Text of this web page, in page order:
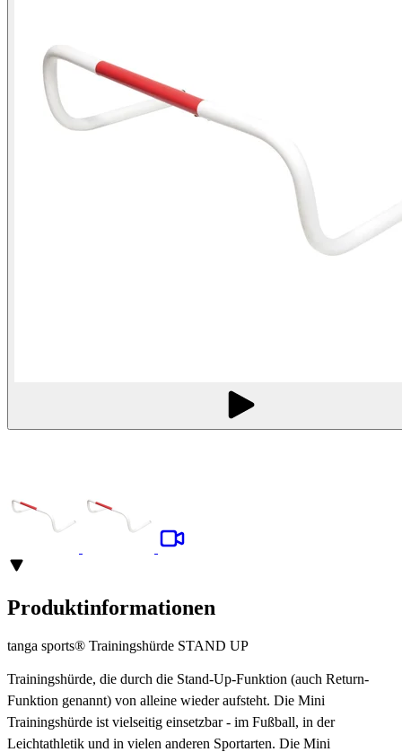
Produktinformationen
tanga sports® Trainingshürde STAND UP
Trainingshürde, die durch die Stand-Up-Funktion (auch Return-
Funktion genannt) von alleine wieder aufsteht. Die Mini
Trainingshürde ist vielseitig einsetzbar - im Fußball, in der
Leichtathletik und in vielen anderen Sportarten. Die Mini